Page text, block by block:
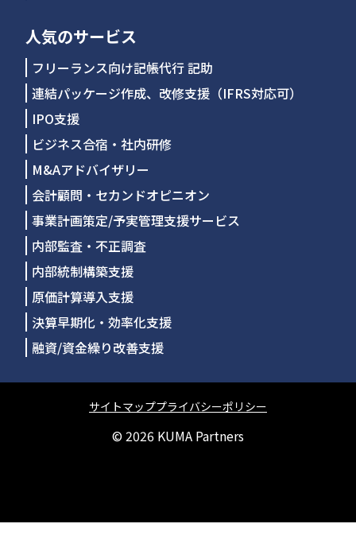
人気のサービス
フリーランス向け記帳代行 記助
連結パッケージ作成、改修支援（IFRS対応可）
IPO支援
ビジネス合宿・社内研修
M&Aアドバイザリー
会計顧問・セカンドオピニオン
事業計画策定/予実管理支援サービス
内部監査・不正調査
内部統制構築支援
原価計算導入支援
決算早期化・効率化支援
融資/資金繰り改善支援
サイトマッププライバシーポリシー
© 2026 KUMA Partners